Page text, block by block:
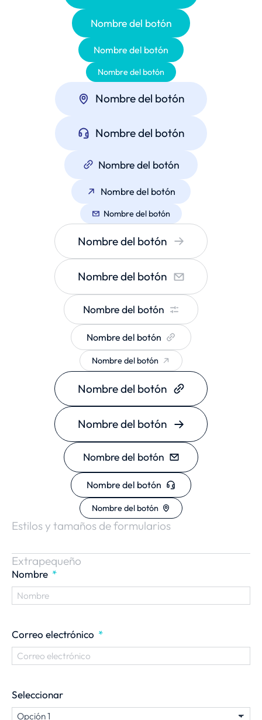
Nombre del botón
Nombre del botón
Nombre del botón
Nombre del botón
Nombre del botón
Nombre del botón
Nombre del botón
Nombre del botón
Nombre del botón
Nombre del botón
Nombre del botón
Nombre del botón
Nombre del botón
Nombre del botón
Nombre del botón
Nombre del botón
Nombre del botón
Nombre del botón
Estilos y tamaños de formularios
Extrapequeño
Nombre
Correo electrónico
Seleccionar